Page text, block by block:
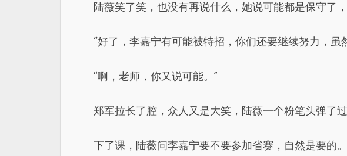
陆薇笑了笑，也没有再说什么，她说可能都是保守
“好了，李嘉宁有可能被特招，你们还要继续努力，
“啊，老师，你又说可能。”
郑军拉长了腔，众人又是大笑，陆薇一个粉笔头弹了过
下了课，陆薇问李嘉宁要不要参加省赛，自然是要的。